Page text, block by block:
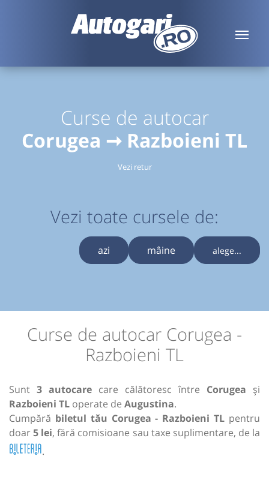
Curse de autocar
Corugea ➞ Razboieni TL
Vezi retur
Vezi toate cursele de:
azi mâine alege...
Curse de autocar Corugea -
Razboieni TL
Sunt 3 autocare care călătoresc între Corugea și
Razboieni TL operate de Augustina.
Cumpără biletul tău Corugea - Razboieni TL pentru
doar5 lei, fără comisioane sau taxe suplimentare, de la
.